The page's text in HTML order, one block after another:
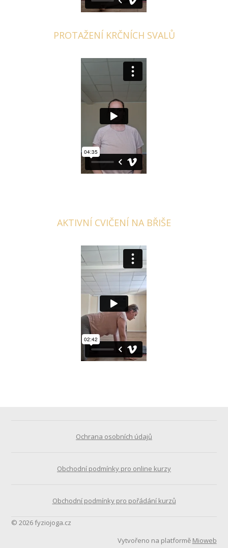
PROTAŽENÍ KRČNÍCH SVALŮ
AKTIVNÍ CVIČENÍ NA BŘIŠE
Ochrana osobních údajů
Obchodní podmínky pro online kurzy
Obchodní podmínky pro pořádání kurzů
© 2026 fyziojoga.cz
Vytvořeno na platformě Mioweb